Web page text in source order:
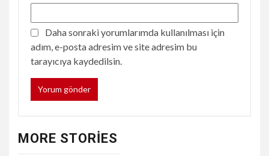
Daha sonraki yorumlarımda kullanılması için
adım, e-posta adresim ve site adresim bu
tarayıcıya kaydedilsin.
MORE STORIES